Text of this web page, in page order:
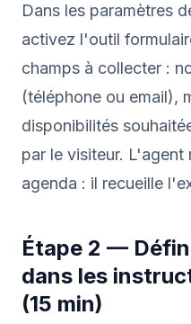
Dans les paramètres
activez l'outil
champs à collecter :
(téléphone ou email),
disponibilités
par le visiteur. L'agent
agenda : il recueille
Étape 2 —
dans les
(15 min)